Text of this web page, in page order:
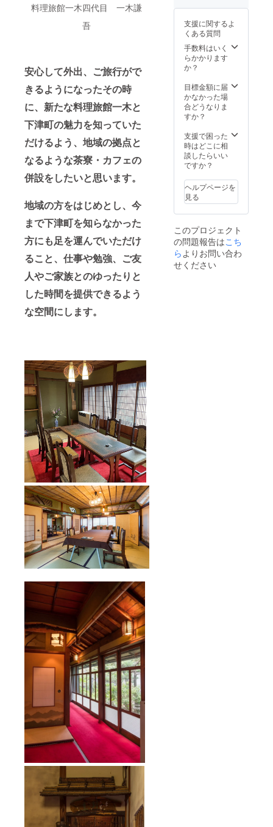
料理旅館一木四代目 一木謙
吾
安心して外出、ご旅行がで
きるようになったその時
に、新たな料理旅館一木と
下津町の魅力を知っていた
だけるよう、地域の拠点と
なるような茶寮・カフェの
併設をしたいと思います。
地域の方をはじめとし、今
まで下津町を知らなかった
方にも足を運んでいただけ
ること、仕事や勉強、ご友
人やご家族とのゆったりと
した時間を提供できるよう
な空間にします。
トに記
載する
ご希望
のお名
前をご
記入く
拝観料
が含ま
れま
す。 ※
備考欄
に第
日時を
必ずご
記入く
保寺ス
タッフ
との打
ち合わ
上、日
時を調
整いた
しま
ニュー
には和
歌山産
ジビエ
ステー
地域の
ご案内
もいた
しま
す。 深
夜の解
ります
ので、
お車で
お越し
く方限
定のプ
ランで
す。 ※
れる人
数（５
名様ま
で）を
でお知
らせく
ださ
い。 ※
年越し
支援に関するよ
くある質問
手数料はいく
らかかります
か？
目標金額に届
かなかった場
合どうなりま
すか？
支援で困った
時はどこに相
談したらいい
ですか？
ヘルプページを
見る
このプロジェクト
の問題報告はこち
ら よりお問い合わ
せください